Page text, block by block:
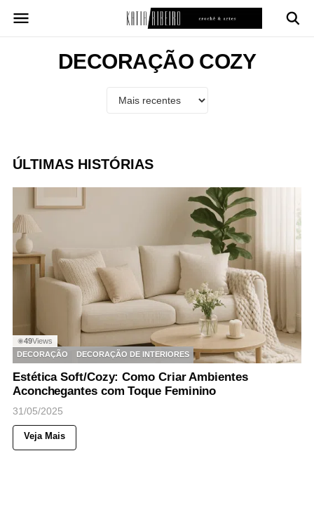
para
DECORAÇÃO COZY
ÚLTIMAS HISTÓRIAS
◉49Views
DECORAÇÃO
DECORAÇÃO DE INTERIORES
Estética Soft/Cozy: Como Criar Ambientes
Aconchegantes com Toque Feminino
31/05/2025
Veja Mais